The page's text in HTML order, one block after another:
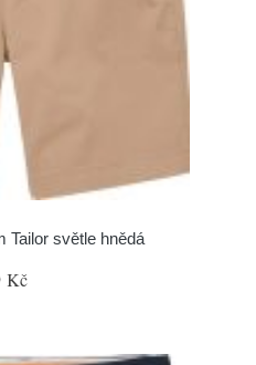
Tailor světle hnědá
Kč